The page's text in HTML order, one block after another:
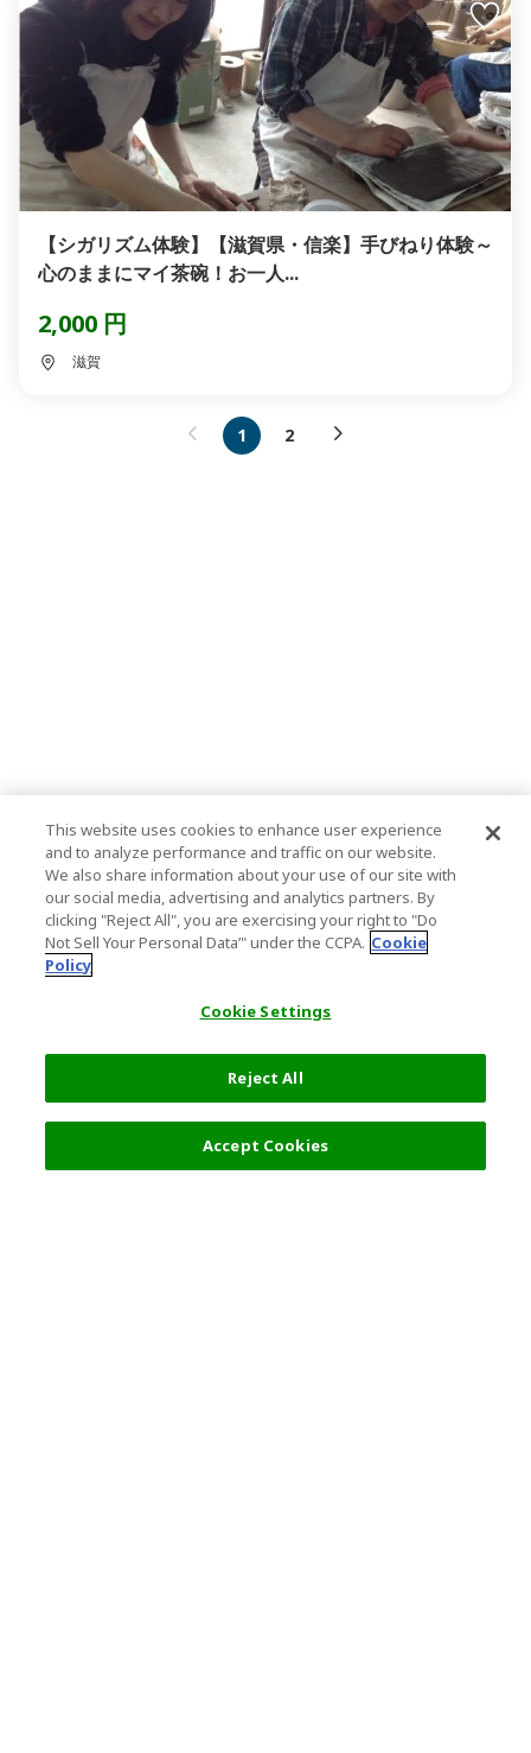
【シガリズム体験】【滋賀県・信楽】手びねり体験～
心のままにマイ茶碗！お一人...
2,000 円
滋賀
1 2
This website uses cookies to enhance user experience
and to analyze performance and traffic on our website.
We also share information about your use of our site with
our social media, advertising and analytics partners. By
clicking "Reject All", you are exercising your right to "Do
Not Sell Your Personal Data’" under the CCPA. Cookie
Policy
Cookie Settings
Reject All
Accept Cookies